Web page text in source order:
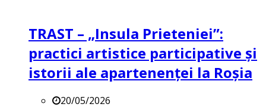
TRAST – „Insula Prieteniei”:
practici artistice participative și
istorii ale apartenenței la Roșia
20/05/2026